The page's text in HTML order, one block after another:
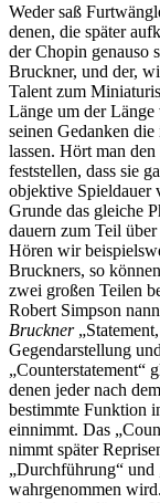
Weder saß
denen, die später
der Chopin genauso
Bruckner, und der,
Talent zum
Länge um der Länge
seinen Gedanken
lassen. Hört man
feststellen, dass sie
objektive Spieldauer
Grunde das gleiche
dauern zum Teil
Hören wir
Bruckners, so
zwei großen Teilen
Robert Simpson
Bruckner
Gegendarstellung
„Counterstatement“
denen jeder nach
bestimmte Funktion
einnimmt. Das
nimmt später
„Durchführung“ und
wahrgenommen